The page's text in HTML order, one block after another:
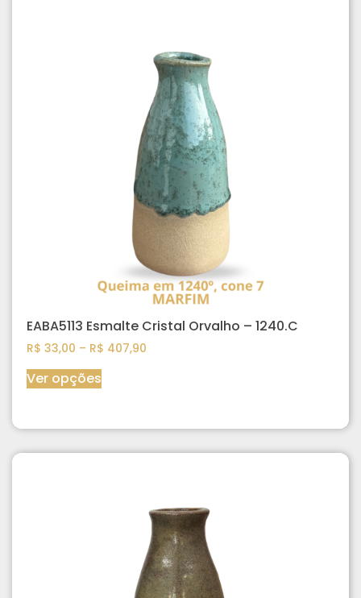
EABA5113 Esmalte Cristal Orvalho – 1240.C
R$ 33,00 – R$ 407,90
Ver opções